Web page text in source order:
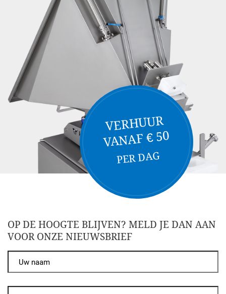
VERHUUR
VANAF € 50
PER DAG
OP DE HOOGTE BLIJVEN? MELD JE DAN AAN
VOOR ONZE NIEUWSBRIEF